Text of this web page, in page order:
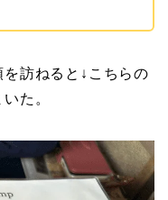
訪ねると↓こちらの
た。